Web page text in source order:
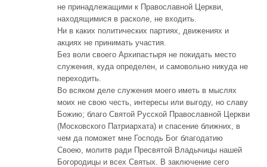
не принадлежащими к Православной Церкви,
находящимися в расколе, не входить.
Ни в каких политических партиях, движениях и
акциях не принимать участия.
Без воли своего Архипастыря не покидать место
служения, куда определен, и самовольно никуда не
переходить.
Во всяком деле служения моего иметь в мыслях
моих не свою честь, интересы или выгоду, но славу
Божию; благо Святой Русской Православной Церкви
(Московского Патриархата) и спасение ближних, в
чем да поможет мне Господь Бог благодатию
Своею, молитв ради Пресвятой Владычицы нашей
Богородицы и всех Святых. В заключение сего